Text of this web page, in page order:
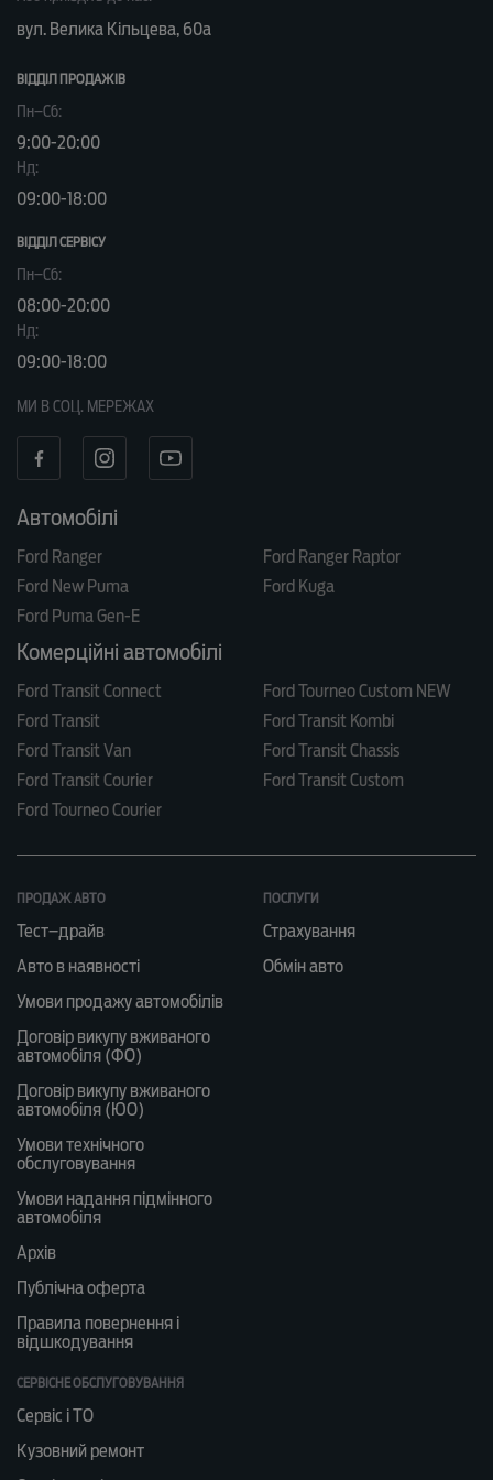
вул. Велика Кільцева, 60а
ВІДДІЛ ПРОДАЖІВ
Пн–Сб:
9:00-20:00
Нд:
09:00-18:00
ВІДДІЛ CЕРВІСУ
Пн–Сб:
08:00-20:00
Нд:
09:00-18:00
МИ В СОЦ. МЕРЕЖАХ
Автомобілі
Ford Ranger
Ford Ranger Raptor
Ford New Puma
Ford Kuga
Ford Puma Gen-E
Комерційні автомобілі
Ford Transit Connect
Ford Tourneo Custom NEW
Ford Transit
Ford Transit Kombi
Ford Transit Van
Ford Transit Chassis
Ford Transit Courier
Ford Transit Custom
Ford Tourneo Courier
ПРОДАЖ АВТО
Тест–драйв
Авто в наявності
Умови продажу автомобілів
Договір викупу вживаного
автомобіля (ФО)
Договір викупу вживаного
автомобіля (ЮО)
Умови технічного
обслуговування
Умови надання підмінного
автомобіля
Архів
Публічна оферта
Правила повернення і
відшкодування
ПОСЛУГИ
Страхування
Обмін авто
СЕРВІСНЕ ОБСЛУГОВУВАННЯ
Сервіс і ТО
Кузовний ремонт